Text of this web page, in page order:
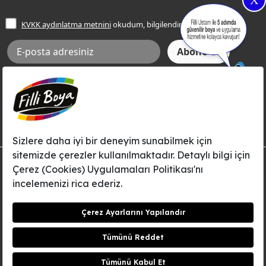
Frezya Rengi
Bilgi Toplumu Hizmetleri
İnternet Sitesi Kullanım Koşulları
KVKK Talep Formu
KVKK Aydınlatma Metni
KVKK aydınlatma metniniokudum, bilgilendim.
Aksi tarafımca bildirilene dek, Betek Boya ve Kimya Sanayi A.Ş.'nin
Filli Boya dahil tüm markaları ile ilgili kampanya, duyuru, hizmetler ve
tanıtım faaliyetleri vb. ile ilgili olarak e-posta yoluyla şahsıma
© Filli Boya 2026. Tüm Hakları Saklıdır.